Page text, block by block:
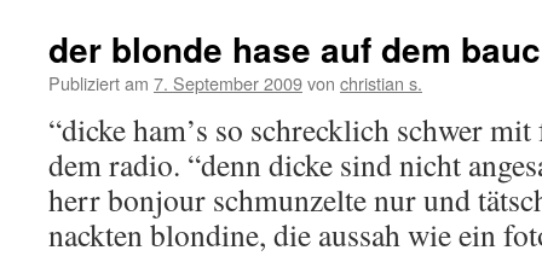
der blonde hase auf dem
Publiziert am 7. September 2009von christian s.
“dicke ham’s so schrecklich schwer
dem radio. “denn dicke sind nicht
herr bonjour schmunzelte nur und
nackten blondine, die aussah wie ein